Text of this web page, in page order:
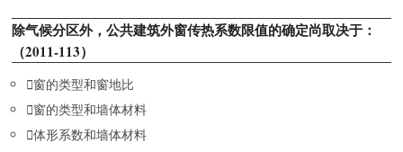
除气候分区外，公共建筑外窗传热系数限值的确定尚取决于：
（2011-113）
窗的类型和窗地比
窗的类型和墙体材料
体形系数和墙体材料